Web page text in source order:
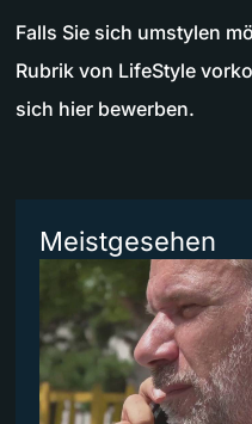
Falls Sie sich umstylen
Rubrik von LifeStyle
sich hier bewerben.
Meistgesehen